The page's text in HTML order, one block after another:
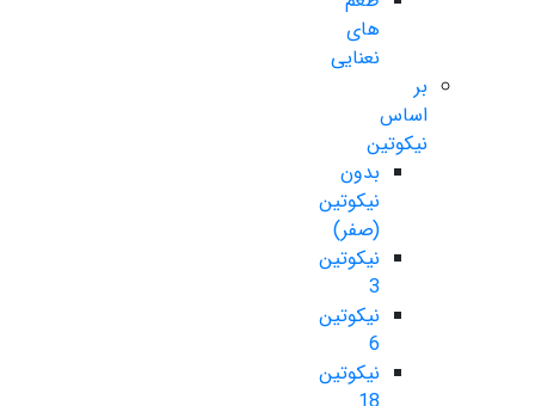
های
نعنایی
بر
اساس
نیکوتین
بدون
نیکوتین
(صفر)
نیکوتین
3
نیکوتین
6
نیکوتین